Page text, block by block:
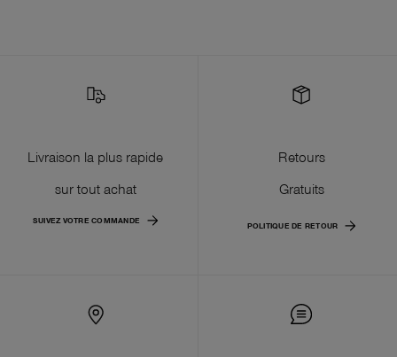
Livraison la plus rapide
sur tout achat
SUIVEZ VOTRE COMMANDE
Retours
Gratuits
POLITIQUE DE RETOUR